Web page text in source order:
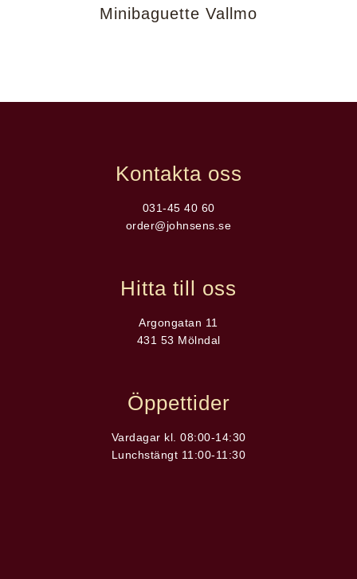
Minibaguette Vallmo
Kontakta oss
031-45 40 60
order@johnsens.se
Hitta till oss
Argongatan 11
431 53 Mölndal
Öppettider
Vardagar kl. 08:00-14:30
Lunchstängt 11:00-11:30